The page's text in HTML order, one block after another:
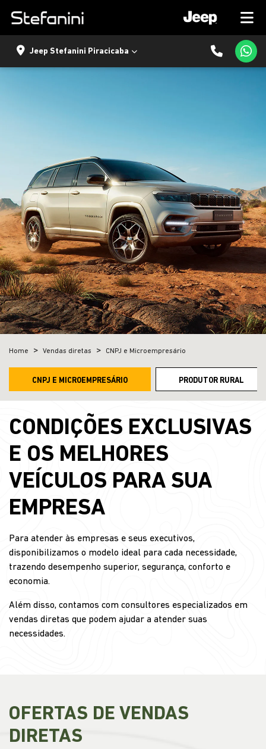
Jeep Stefanini Piracicaba
Home Vendas diretas CNPJ e Microempresário
CNPJ E MICROEMPRESÁRIO PRODUTOR RURAL
CONDIÇÕES EXCLUSIVAS
E OS MELHORES
VEÍCULOS PARA SUA
EMPRESA
Para atender às empresas e seus executivos,
disponibilizamos o modelo ideal para cada necessidade,
trazendo desempenho superior, segurança, conforto e
economia.
Além disso, contamos com consultores especializados em
vendas diretas que podem ajudar a atender suas
necessidades.
OFERTAS DE VENDAS
DIRETAS